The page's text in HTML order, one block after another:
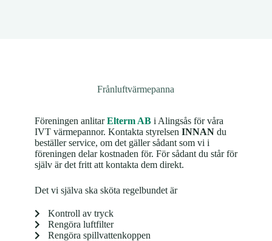
Frånluftvärmepanna
Föreningen anlitar Elterm ABi Alingsås för våra
IVT värmepannor. Kontakta styrelsen INNAN du
beställer service, om det gäller sådant som vi i
föreningen delar kostnaden för. För sådant du står för
själv är det fritt att kontakta dem direkt.
Det vi själva ska sköta regelbundet är
Kontroll av tryck
Rengöra luftfilter
Rengöra spillvattenkoppen